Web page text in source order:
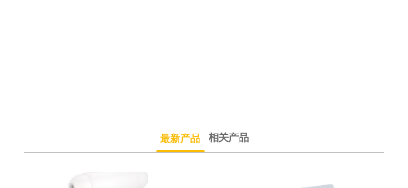
最新产品 相关产品